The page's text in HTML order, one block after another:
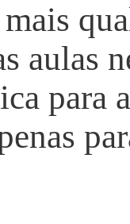
aulas
para